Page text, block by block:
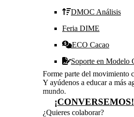
DMOC Análisis
Feria DIME
ECO Cacao
Soporte en Modelo
Forme parte del movimiento
Y ayúdenos a educar a más
mundo.
¡CONVERSEMOS!
¿Quieres colaborar?